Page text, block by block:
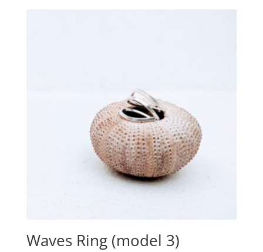
Waves Ring (model 3)